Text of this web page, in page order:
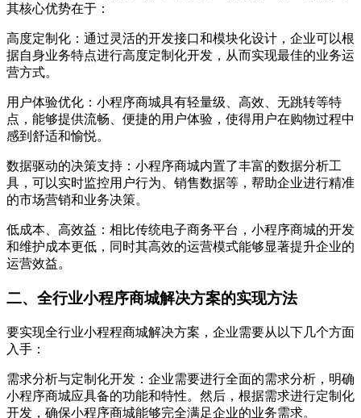
其核心优势在于：
高度定制化：通过灵活的开发接口和模块化设计，企业可以根
据自身业务特点进行高度定制化开发，从而实现最佳的业务运
营方式。
用户体验优化：小程序商城具有轻量级、高效、无跳转等特
点，能够提供流畅、便捷的用户体验，使得用户在购物过程中
感到舒适和愉悦。
数据驱动的决策支持：小程序商城内置了丰富的数据分析工
具，可以实时监控用户行为、销售数据等，帮助企业进行精准
的市场营销和业务决策。
低成本、高效益：相比传统电子商务平台，小程序商城的开发
和维护成本更低，同时其高效的运营模式能够显著提升企业的
运营效益。
二、全行业小程序商城解决方案的实现方法
要实现全行业小程程商城解决方案，企业需要从以下几个方面
入手：
需求分析与定制化开发：企业需要进行全面的需求分析，明确
小程序商城应具备的功能和特性。然后，根据需求进行定制化
开发，确保小程序商城能够完全满足企业的业务需求。